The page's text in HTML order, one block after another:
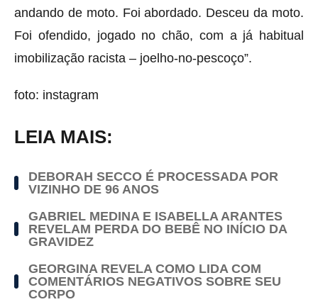
andando de moto. Foi abordado. Desceu da moto.
Foi ofendido, jogado no chão, com a já habitual
imobilização racista – joelho-no-pescoço”.
foto: instagram
LEIA MAIS:
DEBORAH SECCO É PROCESSADA POR
VIZINHO DE 96 ANOS
GABRIEL MEDINA E ISABELLA ARANTES
REVELAM PERDA DO BEBÊ NO INÍCIO DA
GRAVIDEZ
GEORGINA REVELA COMO LIDA COM
COMENTÁRIOS NEGATIVOS SOBRE SEU
CORPO